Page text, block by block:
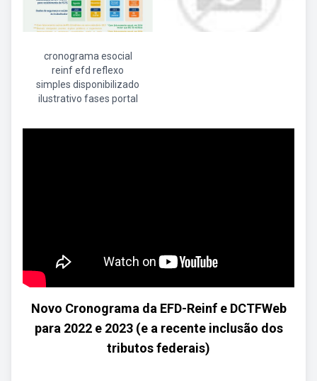
cronograma esocial
reinf efd reflexo
simples disponibilizado
ilustrativo fases portal
Novo Cronograma da EFD-Reinf e DCTFWeb
para 2022 e 2023 (e a recente inclusão dos
tributos federais)